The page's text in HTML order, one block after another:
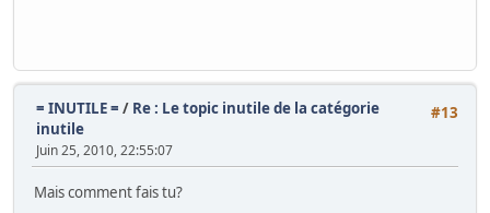
#13
= INUTILE = / Re : Le topic inutile de la catégorie
inutile
Juin 25, 2010, 22:55:07
Mais comment fais tu?